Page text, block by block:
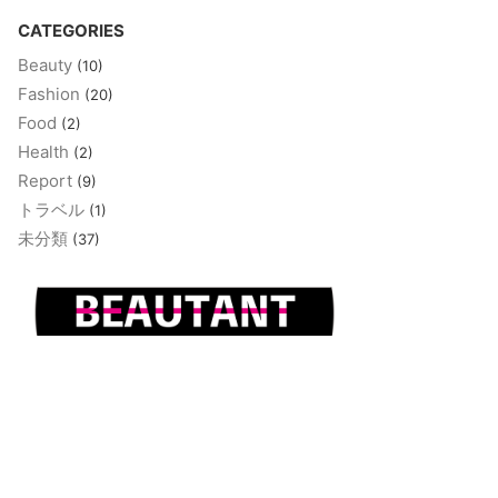
CATEGORIES
Beauty (10)
Fashion (20)
Food (2)
Health (2)
Report (9)
トラベル (1)
未分類 (37)